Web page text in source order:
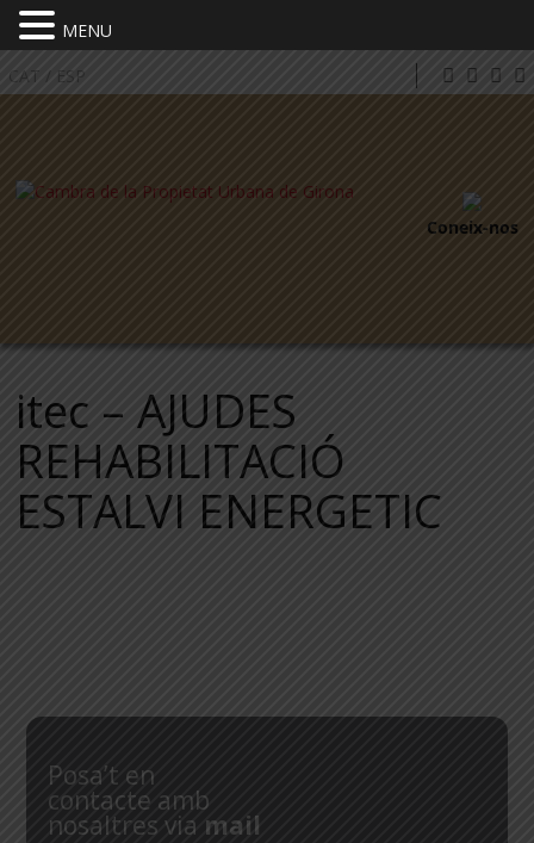
CAT / ESP
Coneix-nos
itec – AJUDES
REHABILITACIÓ
ESTALVI ENERGETIC
Posa’t en
contacte amb
nosaltres via mail
MENU